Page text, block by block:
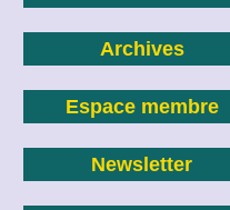
Archives
Espace membre
Newsletter